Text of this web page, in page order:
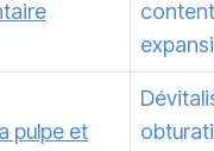
pulpe et